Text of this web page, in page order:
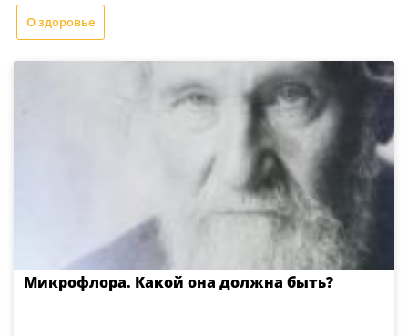
О здоровье
Микрофлора. Какой она должна быть?